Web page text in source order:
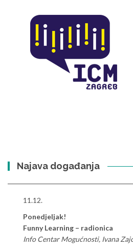
Najava događanja
11.12.
Ponedjeljak!
Funny Learning – radionica
Info Centar Mogućnosti, Ivana